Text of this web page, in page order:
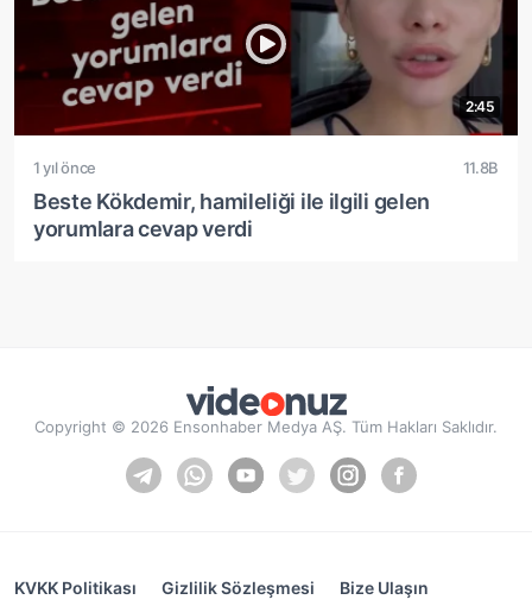
2:45
1 yıl önce 11.8B
Beste Kökdemir, hamileliği ile ilgili gelen
yorumlara cevap verdi
Copyright © 2026 Ensonhaber Medya AŞ. Tüm Hakları Saklıdır.
KVKK Politikası Gizlilik Sözleşmesi Bize Ulaşın